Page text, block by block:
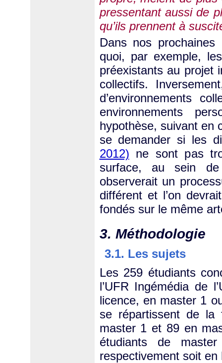
pressentant aussi de
qu’ils prennent à
Dans nos
quoi, par exemple,
préexistants au projet
collectifs.
d’environnements
environnements
hypothèse, suivant en
se demander si les
2012) ne sont pas
surface, au sein de
observerait un
différent et l’on
fondés sur le même
3. Méthodologie
3.1. Les sujets
Les 259 étudiants
l’UFR Ingémédia de
licence, en master 1
se répartissent de
master 1 et 89 en
étudiants de
respectivement soit